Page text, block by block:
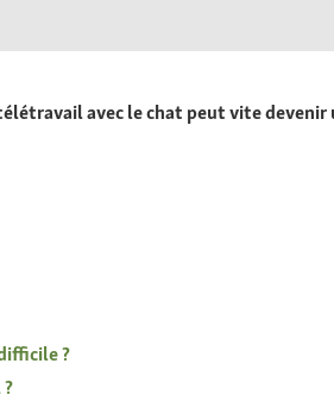
avec le chat peut vite
?